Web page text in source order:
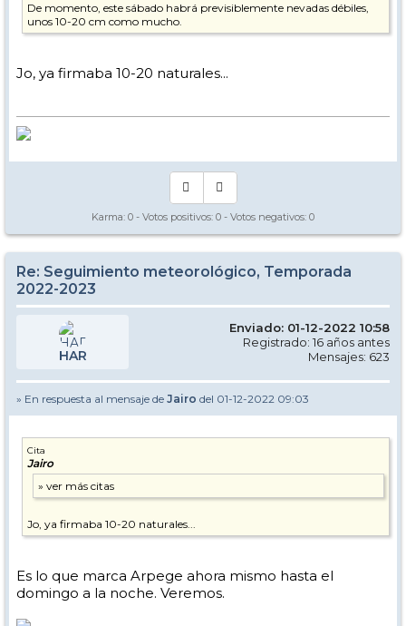
De momento, este sábado habrá previsiblemente nevadas débiles,
unos 10-20 cm como mucho.
Jo, ya firmaba 10-20 naturales...
Karma: 0 - Votos positivos: 0 - Votos negativos: 0
Re: Seguimiento meteorológico, Temporada
2022-2023
HAR
Enviado: 01-12-2022 10:58
Registrado: 16 años antes
Mensajes: 623
» En respuesta al mensaje de Jairo del 01-12-2022 09:03
Cita
Jairo
Jo, ya firmaba 10-20 naturales...
Es lo que marca Arpege ahora mismo hasta el
domingo a la noche. Veremos.